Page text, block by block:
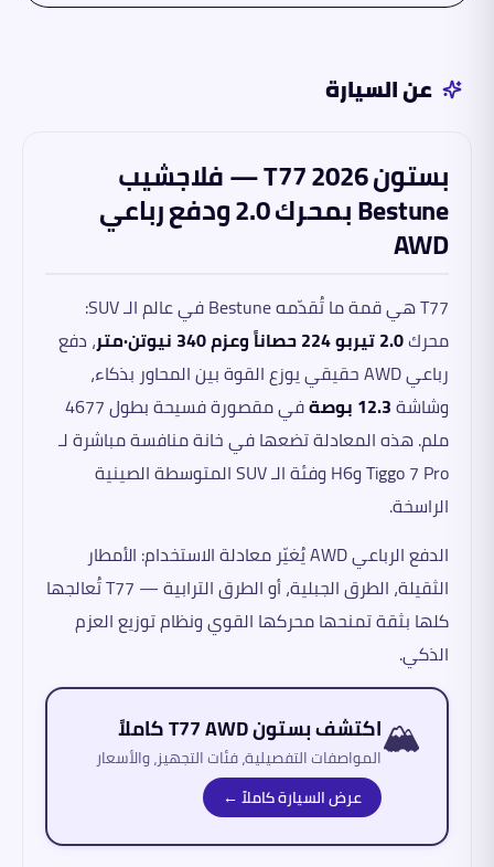
عن السيارة
بستون T77 2026 — فلاجشيب
Bestune بمحرك 2.0 ودفع رباعي
AWD
T77 هي قمة ما تُقدّمه Bestune في عالم الـ SUV:
محرك2.0 تيربو 224 حصاناً وعزم 340 نيوتن·متر
، دفع
رباعي AWD حقيقي يوزع القوة بين المحاور بذكاء،
وشاشة12.3 بوصة
في مقصورة فسيحة بطول 4677
ملم. هذه المعادلة تضعها في خانة منافسة مباشرة لـ
Tiggo 7 Pro وH6 وفئة الـ SUV المتوسطة الصينية
الراسخة.
الدفع الرباعي AWD يُغيّر معادلة الاستخدام: الأمطار
الثقيلة، الطرق الجبلية، أو الطرق الترابية — T77 تُعالجها
كلها بثقة تمنحها محركها القوي ونظام توزيع العزم
الذكي.
🏔️اكتشف بستون T77 AWD كاملاً
المواصفات التفصيلية، فئات التجهيز، والأسعار
عرض السيارة كاملاً ←